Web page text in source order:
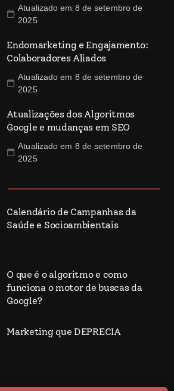
Atualizado em 8 de setembro de
2025
Endomarketing e Engajamento:
Colaboradores Aliados
Atualizado em 8 de setembro de
2025
Atualizações dos Algoritmos
Google e mudanças em SEO
Atualizado em 8 de setembro de
2025
Calendário de Campanhas da
Saúde e Socioambientais
O que é o algoritmo e como
funciona o motor de buscas da
Google?
Marketing que DEPRECIA